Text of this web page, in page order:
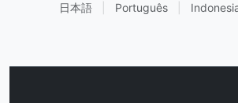
日本語
Português